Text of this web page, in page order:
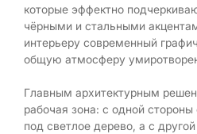
которые эффектно
чёрными и стальными
интерьеру современный
общую атмосферу
Главным архитектурным
рабочая зона: с одной
под светлое дерево, а с